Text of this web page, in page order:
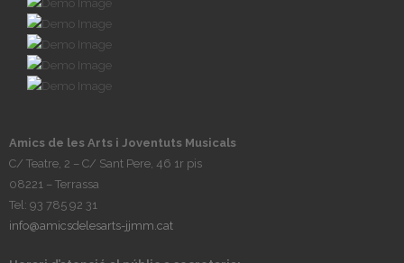
Amics de les Arts i Joventuts Musicals
C/ Teatre, 2 – C/ Sant Pere, 46 1r pis
08221 – Terrassa
Tel: 93 785 92 31
info@amicsdelesarts-jjmm.cat